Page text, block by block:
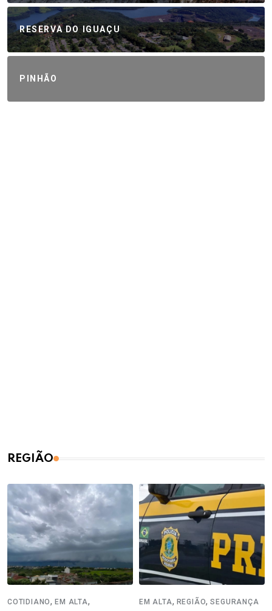
RESERVA DO IGUAÇU
PINHÃO
REGIÃO
COTIDIANO,EM ALTA, EM ALTA, REGIÃO,SEGURANÇA